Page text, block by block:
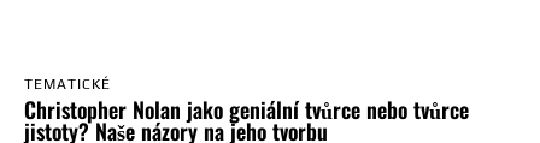
TEMATICKÉ
Christopher Nolan jako geniální tvůrce nebo tvůrce
jistoty? Naše názory na jeho tvorbu